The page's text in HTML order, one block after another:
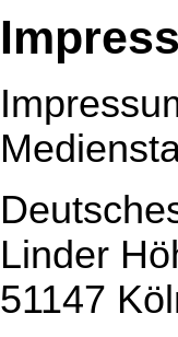
Linder
51147